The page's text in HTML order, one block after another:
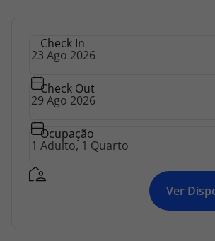
Check In
Check Out
Ocupação
Ver